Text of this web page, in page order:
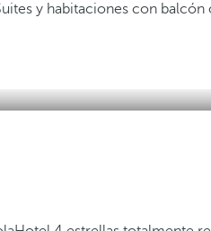
y habitaciones con balcón